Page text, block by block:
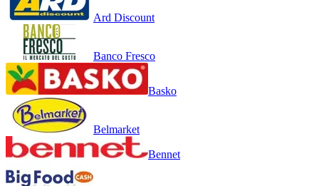
Ard Discount
Banco Fresco
Basko
Belmarket
Bennet